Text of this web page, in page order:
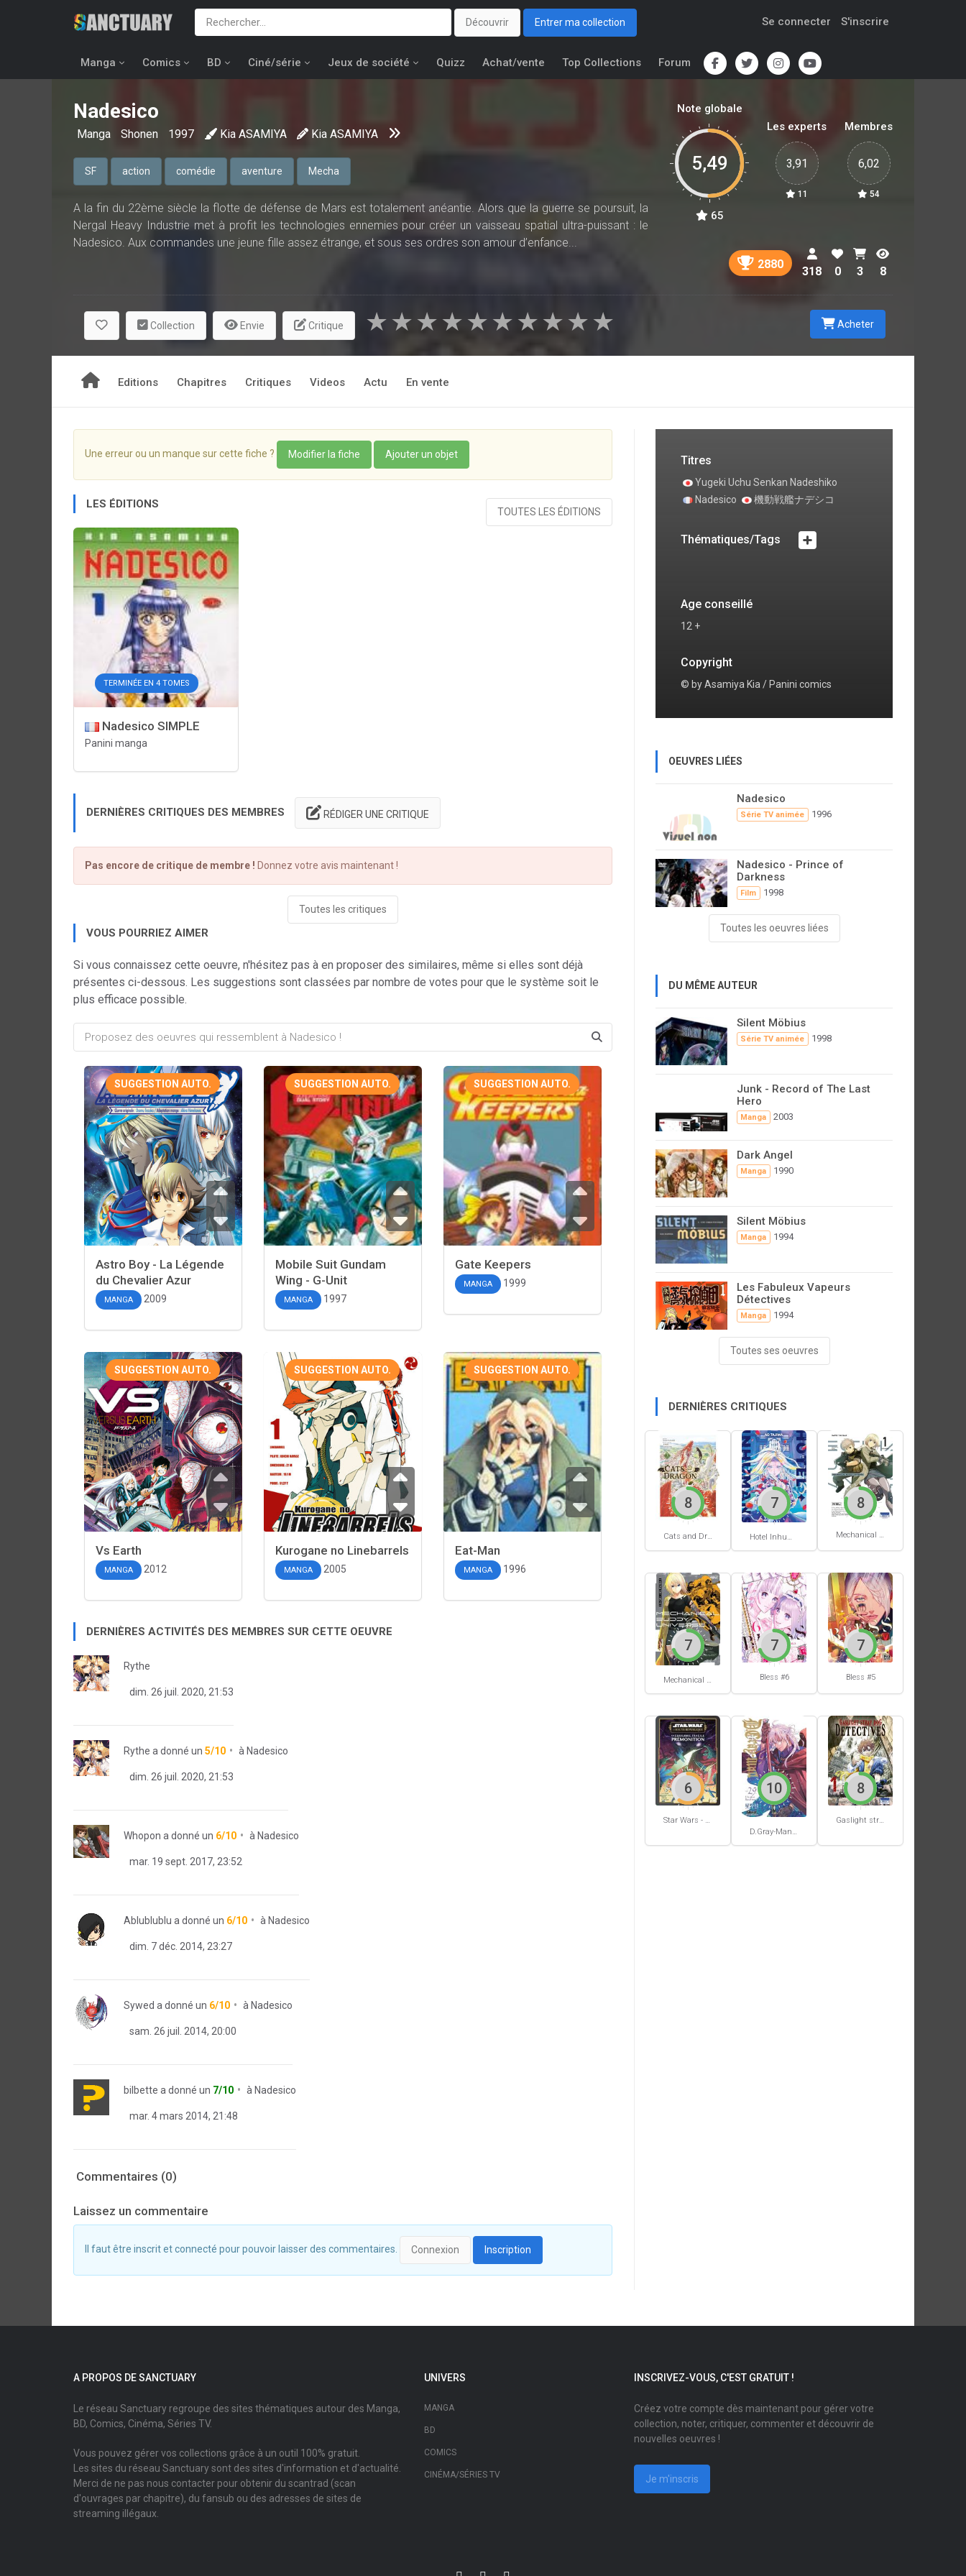
Découvrir Entrer ma collection Se connecter S'inscrire
Manga Comics BD Ciné/série Jeux de société Quizz Achat/vente Top Collections Forum
Nadesico
Manga Shonen 1997 Kia ASAMIYA Kia ASAMIYA
SF action comédie aventure Mecha
A la fin du 22ème siècle la flotte de défense de Mars est totalement anéantie. Alors que la guerre se poursuit, la
Nergal Heavy Industrie met à profit les technologies ennemies pour créer un vaisseau spatial ultra-puissant : le
Nadesico. Aux commandes une jeune fille assez étrange, et sous ses ordres son amour d’enfance...
Note globale
5,49
65
Les experts
3,91
11
Membres
6,02
54
2880
318 0 3 8
Collection Envie Critique ★
★
★
★
★
★
★
★
★
★ Acheter
Editions Chapitres Critiques Videos Actu En vente
Une erreur ou un manque sur cette fiche ? Modifier la fiche Ajouter un objet
LES ÉDITIONS
TOUTES LES ÉDITIONS
TERMINÉE EN 4 TOMES
Nadesico SIMPLE
Panini manga
DERNIÈRES CRITIQUES DES MEMBRES RÉDIGER UNE CRITIQUE
Pas encore de critique de membre ! Donnez votre avis maintenant !
Toutes les critiques
VOUS POURRIEZ AIMER
Si vous connaissez cette oeuvre, n'hésitez pas à en proposer des similaires, même si elles sont déjà
présentes ci-dessous. Les suggestions sont classées par nombre de votes pour que le système soit le
plus efficace possible.
SUGGESTION AUTO.
Astro Boy - La Légende
du Chevalier Azur
MANGA 2009
SUGGESTION AUTO.
Mobile Suit Gundam
Wing - G-Unit
MANGA 1997
SUGGESTION AUTO.
Gate Keepers
MANGA 1999
SUGGESTION AUTO.
Vs Earth
MANGA 2012
SUGGESTION AUTO.
Kurogane no Linebarrels
MANGA 2005
SUGGESTION AUTO.
Eat-Man
MANGA 1996
DERNIÈRES ACTIVITÉS DES MEMBRES SUR CETTE OEUVRE
Rythe
dim. 26 juil. 2020, 21:53
Rythe a donné un 5/10 à Nadesico
dim. 26 juil. 2020, 21:53
Whopon a donné un 6/10 à Nadesico
mar. 19 sept. 2017, 23:52
Ablublublu a donné un 6/10 à Nadesico
dim. 7 déc. 2014, 23:27
Sywed a donné un 6/10 à Nadesico
sam. 26 juil. 2014, 20:00
bilbette a donné un 7/10 à Nadesico
mar. 4 mars 2014, 21:48
Commentaires (0)
Laissez un commentaire
Il faut être inscrit et connecté pour pouvoir laisser des commentaires. Connexion Inscription
Titres
Yugeki Uchu Senkan Nadeshiko
Nadesico
機動戦艦ナデシコ
Thématiques/Tags
Age conseillé
12 +
Copyright
© by Asamiya Kia / Panini comics
OEUVRES LIÉES
Nadesico
Série TV animée 1996
Nadesico - Prince of
Darkness
Film 1998
Toutes les oeuvres liées
DU MÊME AUTEUR
Silent Möbius
Série TV animée 1998
Junk - Record of The Last
Hero
Manga 2003
Dark Angel
Manga 1990
Silent Möbius
Manga 1994
Les Fabuleux Vapeurs
Détectives
Manga 1994
Toutes ses oeuvres
DERNIÈRES CRITIQUES
Cats and Dragon #3
8
Hotel Inhumans #1
7
Mechanical Buddy Universe #1
8
Mechanical Buddy Universe #0
7
Bless #6
7
Bless #5
7
6
D.Gray-Man #29
10 8
A PROPOS DE SANCTUARY
Le réseau Sanctuary regroupe des sites thématiques autour des Manga,
BD, Comics, Cinéma, Séries TV.
Vous pouvez gérer vos collections grâce à un outil 100% gratuit.
Les sites du réseau Sanctuary sont des sites d'information et d'actualité.
Merci de ne pas nous contacter pour obtenir du scantrad (scan
d'ouvrages par chapitre), du fansub ou des adresses de sites de
streaming illégaux.
UNIVERS
MANGA
BD
COMICS
CINÉMA/SÉRIES TV
INSCRIVEZ-VOUS, C'EST GRATUIT !
Créez votre compte dès maintenant pour gérer votre
collection, noter, critiquer, commenter et découvrir de
nouvelles oeuvres !
Je m'inscris